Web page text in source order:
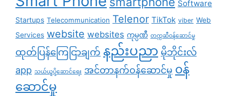
Software
Startups Telecommunication Telenor TikTok viber Web
Services website websites ကုမ္ပဏီ တက္ကဆီဝန်ဆောင်မှု
ထုတ်ပြန်ကြေငြာချက် နည်းပညာ မိုဘိုင်းလ်
app သယ်ယူပို့ဆောင်ရေး အင်တာနက်ဝန်ဆောင်မှု ၀န်
ဆောင်မှု